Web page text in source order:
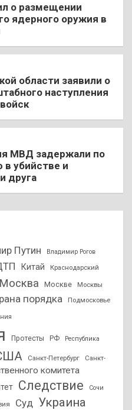
о размещении
ядерного оружия в
области заявили о
наступления
МВД задержали по
в убийстве и
друга
Путин Владимир Рогов
Китай Краснодарский
Москва Москве Москвы
порядка Подмосковье
Протесты РФ Республика
Санкт-Петербург
Санкт-
комитета
Следствие Сочи
Суд Украина